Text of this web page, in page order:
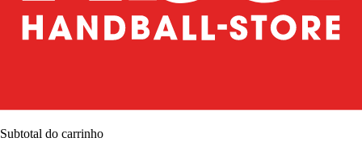
Subtotal do carrinho